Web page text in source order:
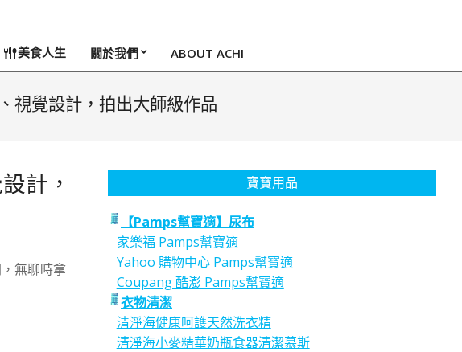
美食人生 關於我們 ABOUT ACHI
視覺設計，拍出大師級作品
計，
無聊時拿
寶寶用品
【Pamps幫寶適】尿布
家樂福 Pamps幫寶適
Yahoo 購物中心 Pamps幫寶適
Coupang 酷澎 Pamps幫寶適
衣物清潔
清淨海健康呵護天然洗衣精
清淨海小麥精華奶瓶食器清潔慕斯